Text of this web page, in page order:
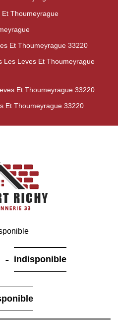
Thoumeyrague
Et Thoumeyrague 33220
Les Leves Et Thoumeyrague
Et Thoumeyrague 33220
Et Thoumeyrague 33220
- indisponible